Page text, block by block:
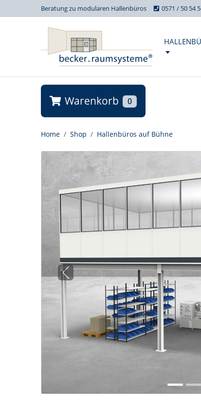
Beratung zu modularen Hallenbüros 0571 / 50 54
Warenkorb 0
Home Shop Hallenbüros auf Bühne
Previous